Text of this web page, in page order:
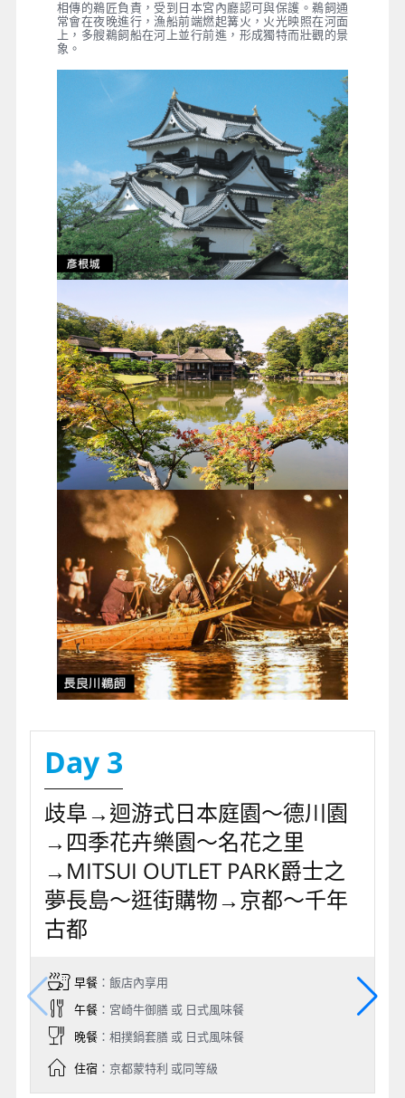
相傳的鵜匠負責，受到日本宮內廳認可與保護。鵜飼通
常會在夜晚進行，漁船前端燃起篝火，火光映照在河面
上，多艘鵜飼船在河上並行前進，形成獨特而壯觀的景
象。
Day 3
歧阜→迴游式日本庭園～德川園
→四季花卉樂園～名花之里
→MITSUI OUTLET PARK爵士之
夢長島～逛街購物→京都～千年
古都
早餐：飯店內享用
午餐：宮崎牛御膳 或 日式風味餐
晚餐：相撲鍋套膳 或 日式風味餐
住宿：京都蒙特利 或同等級